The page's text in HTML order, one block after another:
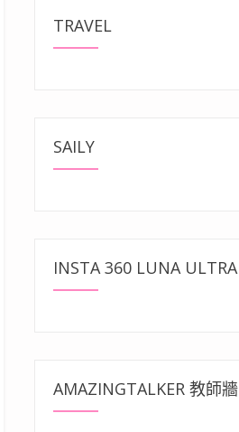
TRAVEL
SAILY
INSTA 360 LUNA ULTRA
AMAZINGTALKER 教師牆